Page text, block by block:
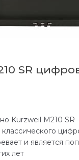
SR
Kurzweil M210 SR
и является
лет